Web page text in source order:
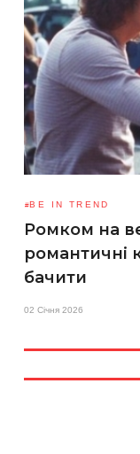
BE IN TREND
Ромком на
романтичні
бачити
02 Січня 2026